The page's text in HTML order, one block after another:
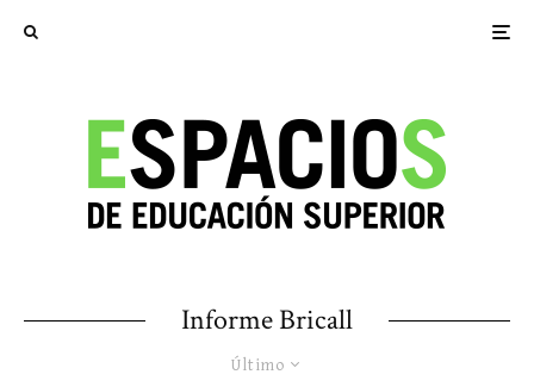
Informe Bricall
Último